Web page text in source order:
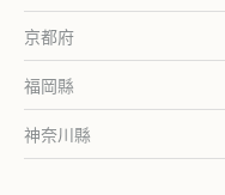
京都府
福岡縣
神奈川縣